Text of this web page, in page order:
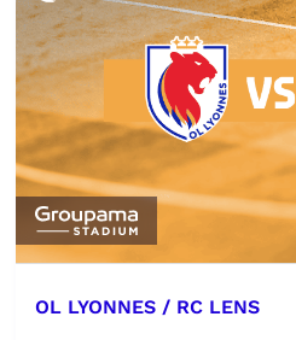
OL LYONNES / RC LENS